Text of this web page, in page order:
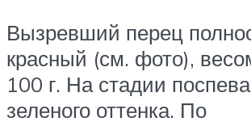
Вызревший перец
красный (см. фото),
100 г. На стадии
зеленого оттенка. По